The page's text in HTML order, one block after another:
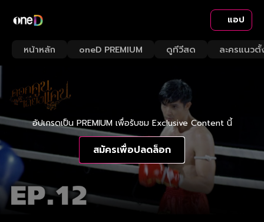
แอป
หน้าหลัก oneD PREMIUM ดูทีวีสด ละครแนวตั้
อัปเกรดเป็น PREMIUM เพื่อรับชม Exclusive Content นี้
สมัครเพื่อปลดล็อก